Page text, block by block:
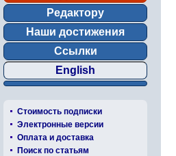
Редактору
Наши достижения
Ссылки
English
Стоимость подписки
Электронные версии
Оплата и доставка
Поиск по статьям